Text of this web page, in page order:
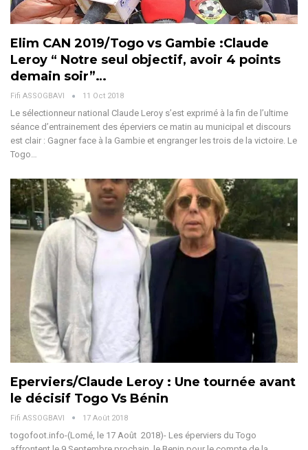
Elim CAN 2019/Togo vs Gambie :Claude
Leroy “ Notre seul objectif, avoir 4 points
demain soir”…
Fifi ASSOGBAVI 11 Oct 2018
Le sélectionneur national Claude Leroy s’est exprimé à la fin de l’ultime
séance d’entrainement des éperviers ce matin au municipal et discours
est clair : Gagner face à la Gambie et engranger les trois de la victoire. Le
Togo…
Eperviers/Claude Leroy : Une tournée avant
le décisif Togo Vs Bénin
Fifi ASSOGBAVI 17 Août 2018
togofoot.info-(Lomé, le 17 Août 2018)- Les éperviers du Togo